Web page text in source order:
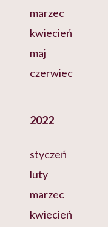
marzec
kwiecień
maj
czerwiec
2022
styczeń
luty
marzec
kwiecień